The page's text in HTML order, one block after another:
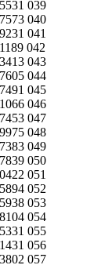
039
040
041
042
043
044
045
046
047
048
049
050
051
052
053
054
055
056
057